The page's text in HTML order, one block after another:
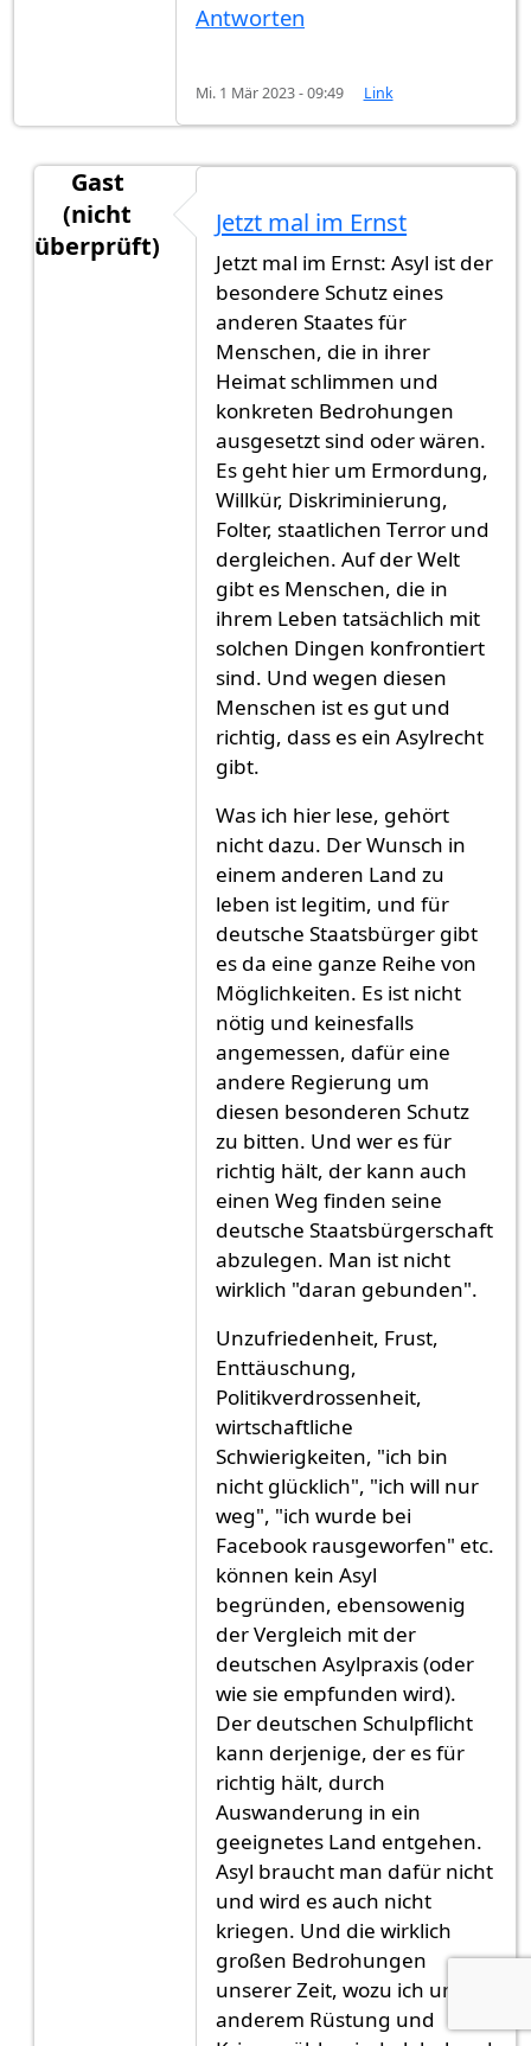
Antworten
Mi. 1 Mär 2023 - 09:49 Link
Gast
(nicht
überprüft)
Asyl im AuslandvonHeiko
Jetzt mal im Ernst
Jetzt mal im Ernst: Asyl ist der
besondere Schutz eines
anderen Staates für
Menschen, die in ihrer
Heimat schlimmen und
konkreten Bedrohungen
ausgesetzt sind oder wären.
Es geht hier um Ermordung,
Willkür, Diskriminierung,
Folter, staatlichen Terror und
dergleichen. Auf der Welt
gibt es Menschen, die in
ihrem Leben tatsächlich mit
solchen Dingen konfrontiert
sind. Und wegen diesen
Menschen ist es gut und
richtig, dass es ein Asylrecht
gibt.
Was ich hier lese, gehört
nicht dazu. Der Wunsch in
einem anderen Land zu
leben ist legitim, und für
deutsche Staatsbürger gibt
es da eine ganze Reihe von
Möglichkeiten. Es ist nicht
nötig und keinesfalls
angemessen, dafür eine
andere Regierung um
diesen besonderen Schutz
zu bitten. Und wer es für
richtig hält, der kann auch
einen Weg finden seine
deutsche Staatsbürgerschaft
abzulegen. Man ist nicht
wirklich "daran gebunden".
Unzufriedenheit, Frust,
Enttäuschung,
Politikverdrossenheit,
wirtschaftliche
Schwierigkeiten, "ich bin
nicht glücklich", "ich will nur
weg", "ich wurde bei
Facebook rausgeworfen" etc.
können kein Asyl
begründen, ebensowenig
der Vergleich mit der
deutschen Asylpraxis (oder
wie sie empfunden wird).
Der deutschen Schulpflicht
kann derjenige, der es für
richtig hält, durch
Auswanderung in ein
geeignetes Land entgehen.
Asyl braucht man dafür nicht
und wird es auch nicht
kriegen. Und die wirklich
großen Bedrohungen
unserer Zeit, wozu ich unter
anderem Rüstung und